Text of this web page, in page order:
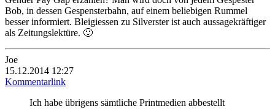
Bob, in dessen Gespensterbahn, auf einem beliebigen Rummel
besser informiert. Bleigiessen zu Silverster ist auch aussagekräftiger
als Zeitungslektüre. 🙂
Joe
15.12.2014 12:27
Kommentarlink
Ich habe übrigens sämtliche Printmedien abbestellt